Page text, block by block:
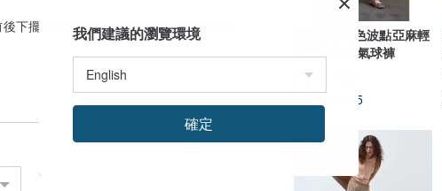
岩壤色波點亞麻輕
薄透氣波點氣球褲
廣告
US$ 167.75
75 折
下擺不對稱設計，個性時尚、採用面料
我們建議的瀏覽環境
確定